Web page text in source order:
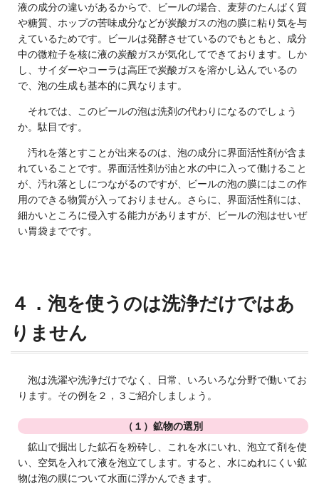
液の成分の違いがあるからで、ビールの場合、麦芽のたんぱく質
や糖質、ホップの苦味成分などが炭酸ガスの泡の膜に粘り気を与
えているためです。ビールは発酵させているのでもともと、成分
中の微粒子を核に液の炭酸ガスが気化してできております。しか
し、サイダーやコーラは高圧で炭酸ガスを溶かし込んでいるの
で、泡の生成も基本的に異なります。
それでは、このビールの泡は洗剤の代わりになるのでしょう
か。駄目です。
汚れを落とすことが出来るのは、泡の成分に界面活性剤が含ま
れていることです。界面活性剤が油と水の中に入って働けること
が、汚れ落としにつながるのですが、ビールの泡の膜にはこの作
用のできる物質が入っておりません。さらに、界面活性剤には、
細かいところに侵入する能力がありますが、ビールの泡はせいぜ
い胃袋までです。
４．泡を使うのは洗浄だけではあ
りません
泡は洗濯や洗浄だけでなく、日常、いろいろな分野で働いてお
ります。その例を２，３ご紹介しましょう。
（１）鉱物の選別
鉱山で掘出した鉱石を粉砕し、これを水にいれ、泡立て剤を使
い、空気を入れて液を泡立てします。すると、水にぬれにくい鉱
物は泡の膜について水面に浮かんできます。